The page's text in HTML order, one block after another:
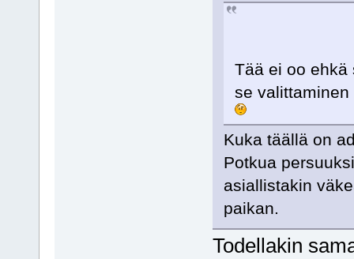
Tää ei oo ehkä
se
Kuka täällä on
Potkua
asiallistakin
paikan.
Todellakin